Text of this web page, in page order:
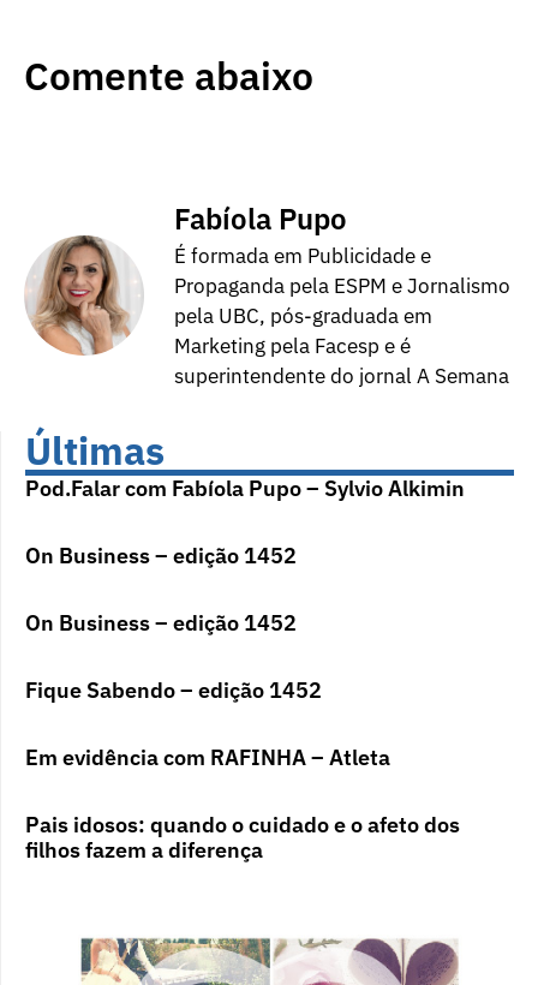
Comente abaixo
Fabíola Pupo
É formada em Publicidade e
Propaganda pela ESPM e Jornalismo
pela UBC, pós-graduada em
Marketing pela Facesp e é
superintendente do jornal A Semana
Últimas
Pod.Falar com Fabíola Pupo – Sylvio Alkimin
On Business – edição 1452
On Business – edição 1452
Fique Sabendo – edição 1452
Em evidência com RAFINHA – Atleta
Pais idosos: quando o cuidado e o afeto dos
filhos fazem a diferença